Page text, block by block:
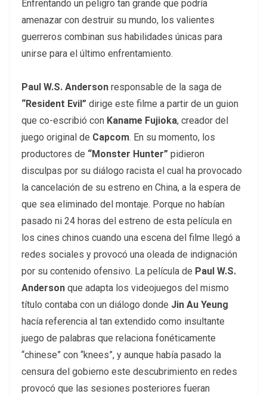
Enfrentando un peligro tan grande que podría
amenazar con destruir su mundo, los valientes
guerreros combinan sus habilidades únicas para
unirse para el último enfrentamiento.
Paul W.S. Anderson responsable de la saga de
“Resident Evil” dirige este filme a partir de un guion
que co-escribió con Kaname Fujioka, creador del
juego original de Capcom. En su momento, los
productores de “Monster Hunter” pidieron
disculpas por su diálogo racista el cual ha provocado
la cancelación de su estreno en China, a la espera de
que sea eliminado del montaje. Porque no habían
pasado ni 24 horas del estreno de esta película en
los cines chinos cuando una escena del filme llegó a
redes sociales y provocó una oleada de indignación
por su contenido ofensivo. La película de Paul W.S.
Anderson que adapta los videojuegos del mismo
título contaba con un diálogo donde Jin Au Yeung
hacía referencia al tan extendido como insultante
juego de palabras que relaciona fonéticamente
“chinese” con “knees”, y aunque había pasado la
censura del gobierno este descubrimiento en redes
provocó que las sesiones posteriores fueran